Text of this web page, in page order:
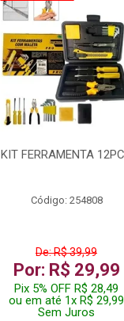
KIT FERRAMENTA
Código: 254808
De: R$ 39,99
Por: R$ 29,99
Pix 5% OFF R$ 28,49
ou em até 1x R$ 29,99
Sem Juros